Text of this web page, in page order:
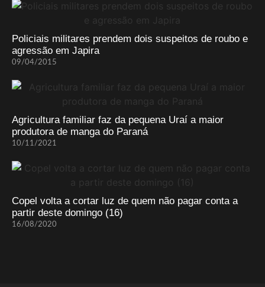
Policiais militares prendem dois suspeitos de roubo e
agressão em Japira
09/04/2015
Agricultura familiar faz da pequena Uraí a maior
produtora de manga do Paraná
10/11/2021
Copel volta a cortar luz de quem não pagar conta a
partir deste domingo (16)
16/08/2020